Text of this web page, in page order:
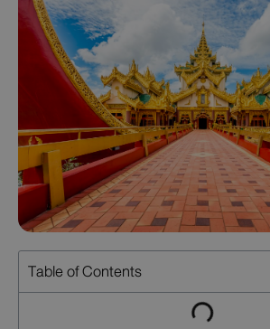
Table of Contents
No headings were found on this page.